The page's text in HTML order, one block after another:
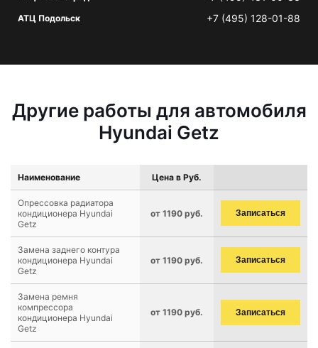
АТЦ Подольск +7 (495) 128-01-88
Другие работы для автомобиля
Hyundai Getz
Наименование Цена в Руб.
Опрессовка радиатора
кондиционера Hyundai
Getz
от 1190 руб. Записаться
Замена заднего контура
кондиционера Hyundai
Getz
от 1190 руб. Записаться
Замена ремня
компрессора
кондиционера Hyundai
Getz
от 1190 руб. Записаться